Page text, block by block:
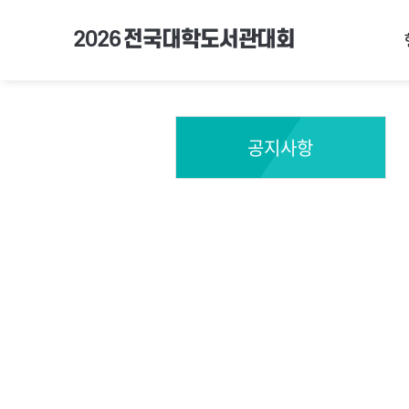
2026전국대학도서관대회
공지사항